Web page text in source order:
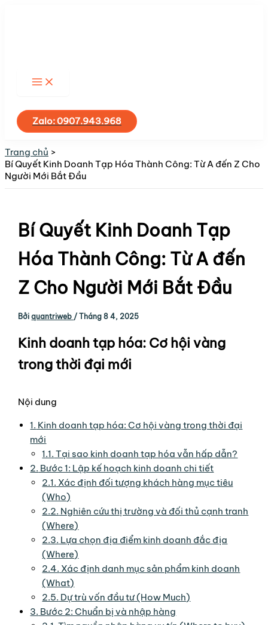
kiếmZalo: 0907.943.968
Trang chủ
Bí Quyết Kinh Doanh Tạp Hóa Thành Công: Từ A đến Z Cho
Người Mới Bắt Đầu
Bí Quyết Kinh Doanh Tạp
Hóa Thành Công: Từ A đến
Z Cho Người Mới Bắt Đầu
Bởiquantriweb /Tháng 8 4, 2025
Kinh doanh tạp hóa: Cơ hội vàng
trong thời đại mới
Nội dung
1. Kinh doanh tạp hóa: Cơ hội vàng trong thời đại
mới
1.1. Tại sao kinh doanh tạp hóa vẫn hấp dẫn?
2. Bước 1: Lập kế hoạch kinh doanh chi tiết
2.1. Xác định đối tượng khách hàng mục tiêu
(Who)
2.2. Nghiên cứu thị trường và đối thủ cạnh tranh
(Where)
2.3. Lựa chọn địa điểm kinh doanh đắc địa
(Where)
2.4. Xác định danh mục sản phẩm kinh doanh
(What)
2.5. Dự trù vốn đầu tư (How Much)
3. Bước 2: Chuẩn bị và nhập hàng